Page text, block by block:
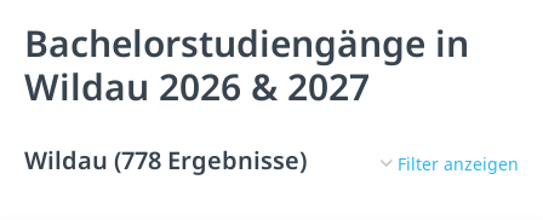
Bachelorstudiengänge in
Wildau 2026 & 2027
Wildau (778 Ergebnisse) Filter anzeigen